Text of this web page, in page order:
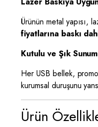
Ürünün metal yapısı,
fiyatlarına baskı
Kutulu ve Şık Sunum
Her USB bellek,
kurumsal duruşunu
Ürün